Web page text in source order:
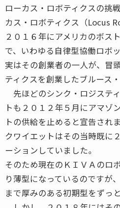
ローカス・ロボティクスの
カス・ロボティクス（Locus
２０１６年にアメリカのボス
で、いわゆる自律型協働ロボ
実はその創業者の一人が、冒
ティクスを創業したブルース
先ほどのシンク・ロジステ
トも２０１２年５月にアマゾ
トの供給を止めると宣告されま
クワイエットはその当時既に
ーションしていました。
そのため現在のＫＩＶＡのロ
り薄型になっているのですが
まで厚みのある初期型をずっ